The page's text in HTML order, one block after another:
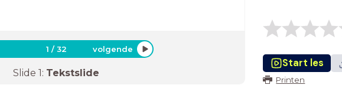
1 /32 volgende
Slide 1: Tekstslide
Start les
Printen